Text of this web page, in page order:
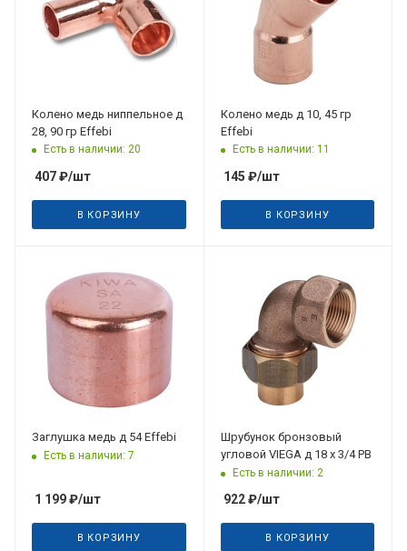
Колено медь ниппельное д
28, 90 гр Effebi
Есть в наличии: 20
407₽/шт
В КОРЗИНУ
Колено медь д 10, 45 гр
Effebi
Есть в наличии: 11
145 ₽/шт
В КОРЗИНУ
Заглушка медь д 54 Effebi
Есть в наличии: 7
1 199₽/шт
В КОРЗИНУ
Шрубунок бронзовый
угловой VIEGA д 18 х 3/4 РВ
Есть в наличии: 2
922₽/шт
В КОРЗИНУ